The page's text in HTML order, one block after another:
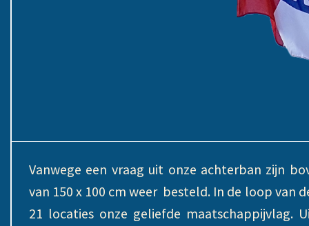
Vanwege een vraag uit onze achterban zijn
van 150 x 100 cm weer besteld. In de loop van
21 locaties onze geliefde maatschappijvlag.